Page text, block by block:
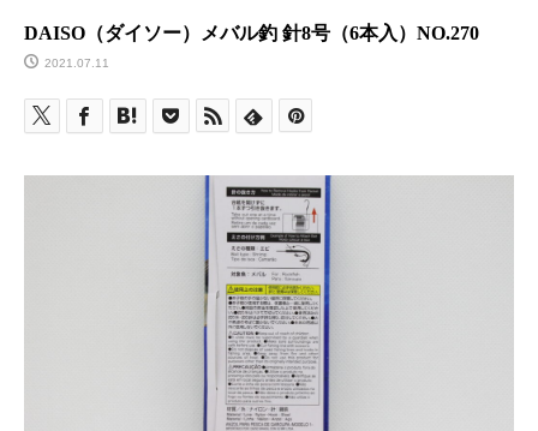
DAISO（ダイソー）メバル釣 針8号（6本入）NO.270
2021.07.11